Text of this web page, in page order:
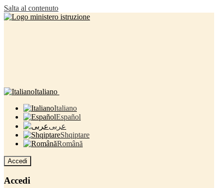
Salta al contenuto
Italiano
Italiano
Español
عربى
Shqiptare
Română
Accedi
Accedi